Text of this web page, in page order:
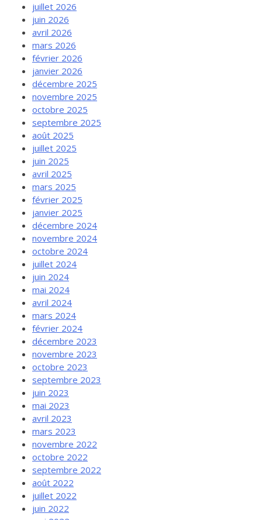
juillet 2026
juin 2026
avril 2026
mars 2026
février 2026
janvier 2026
décembre 2025
novembre 2025
octobre 2025
septembre 2025
août 2025
juillet 2025
juin 2025
avril 2025
mars 2025
février 2025
janvier 2025
décembre 2024
novembre 2024
octobre 2024
juillet 2024
juin 2024
mai 2024
avril 2024
mars 2024
février 2024
décembre 2023
novembre 2023
octobre 2023
septembre 2023
juin 2023
mai 2023
avril 2023
mars 2023
novembre 2022
octobre 2022
septembre 2022
août 2022
juillet 2022
juin 2022